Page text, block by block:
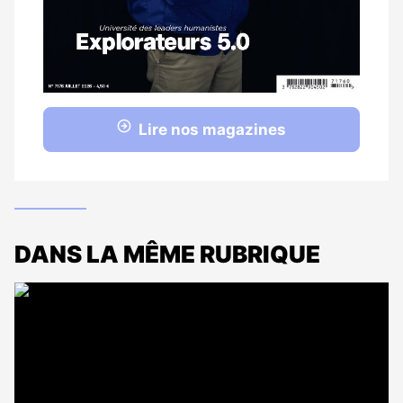
Lire nos magazines
DANS LA MÊME RUBRIQUE